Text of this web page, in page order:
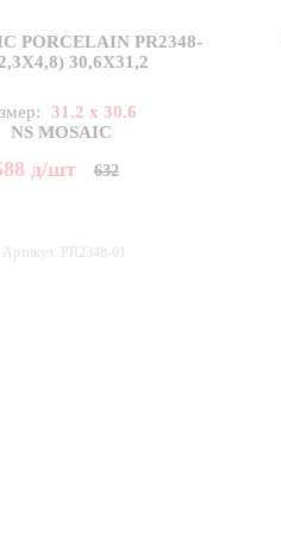
PORCELAIN PR2348-
30,6X31,2
31.2 x 30.6
NS MOSAIC
д/шт 632
Артикул: PR2348-01